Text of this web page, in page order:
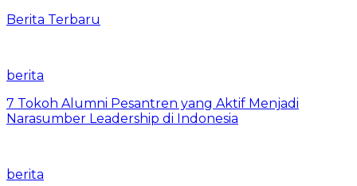
Berita Terbaru
berita
7 Tokoh Alumni Pesantren yang Aktif Menjadi
Narasumber Leadership di Indonesia
berita